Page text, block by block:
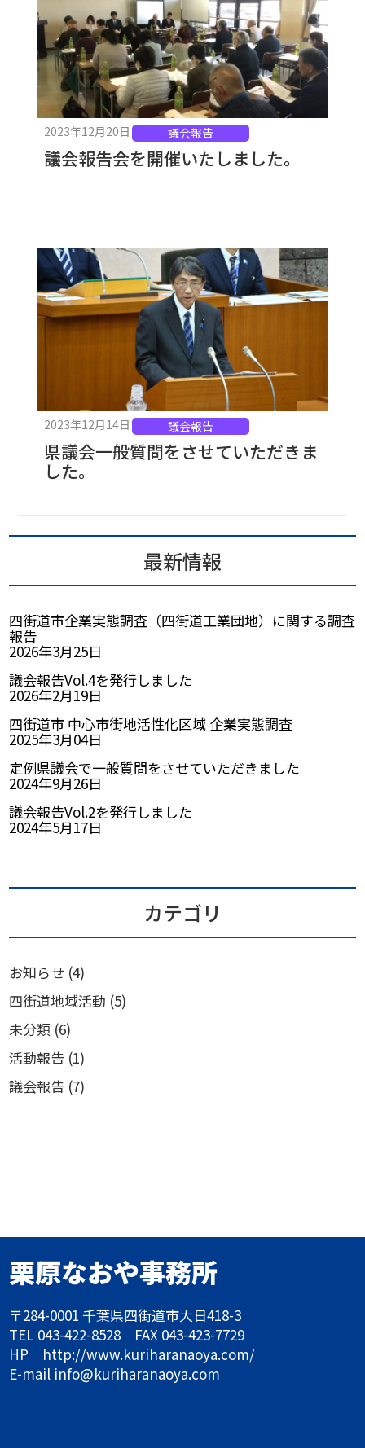
2023年12月20日 議会報告
議会報告会を開催いたしました。
2023年12月14日 議会報告
県議会一般質問をさせていただきま
した。
最新情報
四街道市企業実態調査（四街道工業団地）に関する調査
報告
2026年3月25日
議会報告Vol.4を発行しました
2026年2月19日
四街道市 中心市街地活性化区域 企業実態調査
2025年3月04日
定例県議会で一般質問をさせていただきました
2024年9月26日
議会報告Vol.2を発行しました
2024年5月17日
カテゴリ
お知らせ (4)
四街道地域活動 (5)
未分類 (6)
活動報告 (1)
議会報告 (7)
栗原なおや事務所
〒284-0001 千葉県四街道市大日418-3
TEL 043-422-8528 FAX 043-423-7729
HP http://www.kuriharanaoya.com/
E-mail info@kuriharanaoya.com